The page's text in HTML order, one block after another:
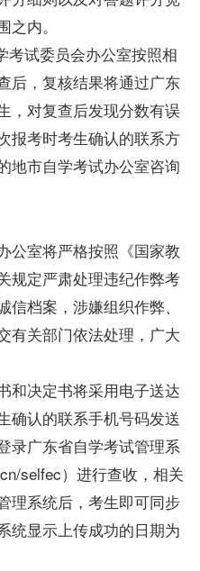
内。
考试委员会办公室按照相
后，复核结果将通过广东
，对复查后发现分数有误
报考时考生确认的联系方
地市自学考试办公室咨询
公室将严格按照《国家教
规定严肃处理违纪作弊考
档案，涉嫌组织作弊、
有关部门依法处理，广大
和决定书将采用电子送达
确认的联系手机号码发送
录广东省自学考试管理系
selfec）进行查收，相关
理系统后，考生即可同步
统显示上传成功的日期为